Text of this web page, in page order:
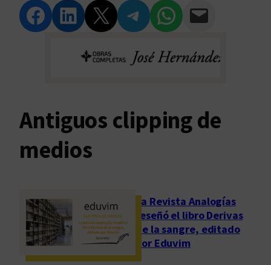
Compartir en Facebook Compartir en LinkedIn Compartir en Twitter Compartir en Telegram Compartir en WhatsApp Compartir vía Email
Antiguos clipping de
medios
La Revista Analogías
reseñó el libro Derivas
de la sangre, editado
por Eduvim